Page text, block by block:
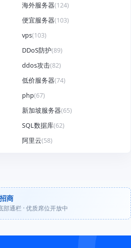
海外服务器(124)
便宜服务器(103)
vps(103)
DDoS防护(89)
ddos攻击(82)
低价服务器(74)
php(67)
新加坡服务器(65)
SQL数据库(62)
阿里云(58)
商
部通栏 · 优质席位开放中